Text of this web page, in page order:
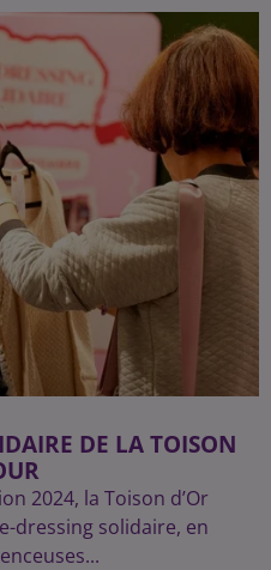
DE LA TOISON
2024, la Toison d’Or
dressing solidaire, en